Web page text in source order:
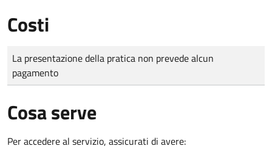
Costi
Tipo di pagamento
Importo
La presentazione della pratica non prevede alcun
pagamento
Cosa serve
Per accedere al servizio, assicurati di avere: